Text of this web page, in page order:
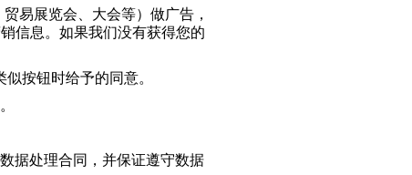
易展览会、大会等）做广告，
信息。如果我们没有获得您的
按钮时给予的同意。
据处理合同，并保证遵守数据